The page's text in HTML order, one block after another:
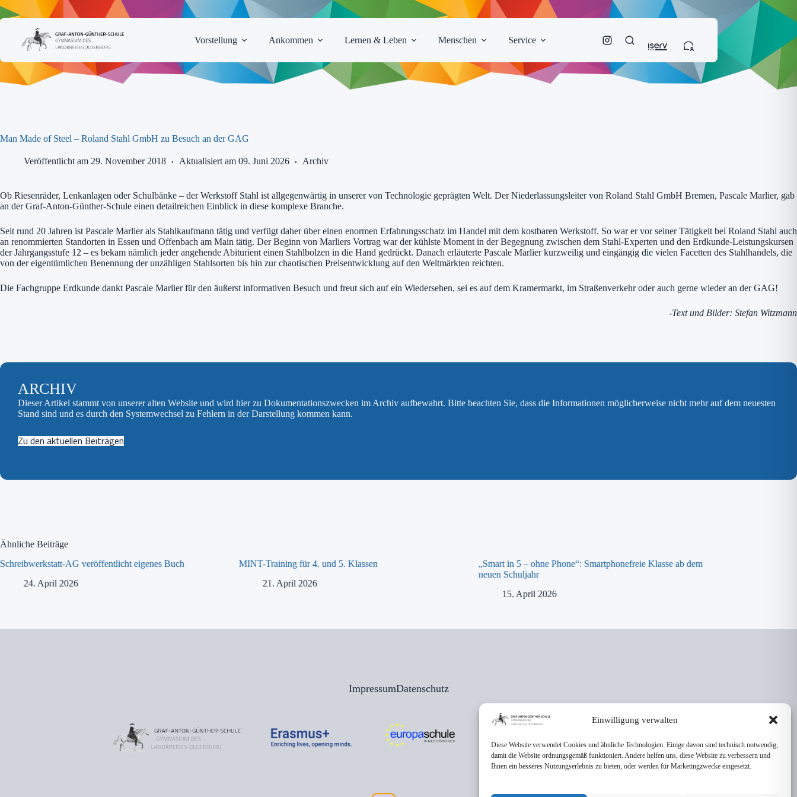
Einwilligung verwalten
Diese Website verwendet Cookies und ähnliche Technologien. Einige davon sind technisch notwendig,
damit die Website ordnungsgemäß funktioniert. Andere helfen uns, diese Website zu verbessern und
Ihnen ein besseres Nutzungserlebnis zu bieten, oder werden für Marketingzwecke eingesetzt.
Zum
Inhalt
Vorstellung
Ankommen Lernen & Leben Menschen Service
Man Made of Steel – Roland Stahl GmbH zu Besuch an der GAG
Veröffentlicht am 29. November 2018 Aktualisiert am 09. Juni 2026 Archiv
Ob Riesenräder, Lenkanlagen oder Schulbänke – der Werkstoff Stahl ist allgegenwärtig in unserer von Technologie geprägten Welt. Der Niederlassungsleiter von Roland Stahl GmbH Bremen, Pascale Marlier, gab
an der Graf-Anton-Günther-Schule einen detailreichen Einblick in diese komplexe Branche.
Seit rund 20 Jahren ist Pascale Marlier als Stahlkaufmann tätig und verfügt daher über einen enormen Erfahrungsschatz im Handel mit dem kostbaren Werkstoff. So war er vor seiner Tätigkeit bei Roland Stahl auch
an renommierten Standorten in Essen und Offenbach am Main tätig. Der Beginn von Marliers Vortrag war der kühlste Moment in der Begegnung zwischen dem Stahl-Experten und den Erdkunde-Leistungskursen
der Jahrgangsstufe 12 – es bekam nämlich jeder angehende Abiturient einen Stahlbolzen in die Hand gedrückt. Danach erläuterte Pascale Marlier kurzweilig und eingängig die vielen Facetten des Stahlhandels, die
von der eigentümlichen Benennung der unzähligen Stahlsorten bis hin zur chaotischen Preisentwicklung auf den Weltmärkten reichten.
Die Fachgruppe Erdkunde dankt Pascale Marlier für den äußerst informativen Besuch und freut sich auf ein Wiedersehen, sei es auf dem Kramermarkt, im Straßenverkehr oder auch gerne wieder an der GAG!
-Text und Bilder: Stefan Witzmann
ARCHIV
Dieser Artikel stammt von unserer alten Website und wird hier zu Dokumentationszwecken im Archiv aufbewahrt. Bitte beachten Sie, dass die Informationen möglicherweise nicht mehr auf dem neuesten
Stand sind und es durch den Systemwechsel zu Fehlern in der Darstellung kommen kann.
Zu den aktuellen Beiträgen
Ähnliche Beiträge
Schreibwerkstatt-AG veröffentlicht eigenes Buch
24. April 2026
MINT-Training für 4. und 5. Klassen
21. April 2026
„Smart in 5 – ohne Phone“: Smartphonefreie Klasse ab dem
neuen Schuljahr
15. April 2026
ImpressumDatenschutz